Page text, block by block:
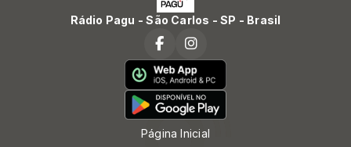
Rádio Pagu - São Carlos - SP - Brasil
Página Inicial